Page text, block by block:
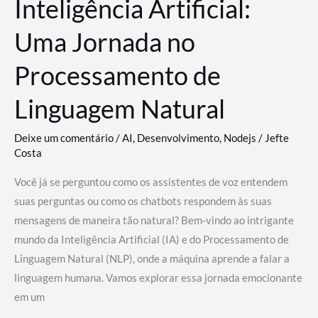
Inteligência Artificial:
Uma Jornada no
Processamento de
Linguagem Natural
Deixe um comentário/AI, Desenvolvimento, Nodejs / Jefte
Costa
Você já se perguntou como os assistentes de voz entendem
suas perguntas ou como os chatbots respondem às suas
mensagens de maneira tão natural? Bem-vindo ao intrigante
mundo da Inteligência Artificial (IA) e do Processamento de
Linguagem Natural (NLP), onde a máquina aprende a falar a
linguagem humana. Vamos explorar essa jornada emocionante
em um